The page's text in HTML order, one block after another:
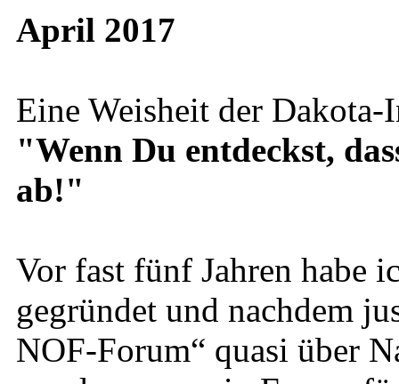
April 2017
Eine Weisheit der Dakota-
"Wenn Du entdeckst,
ab!"
Vor fast fünf Jahren habe
gegründet und nachdem
NOF-Forum“ quasi über